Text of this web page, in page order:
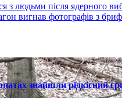
з людьми після ядерного
вигнав фотографів з
знайшли рідкісний